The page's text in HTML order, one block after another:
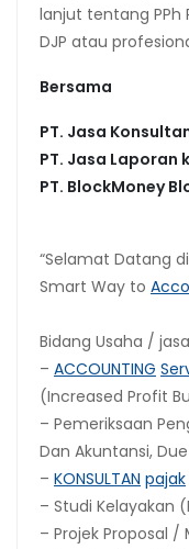
lanjut tentang PPh
DJP atau
Bersama
PT. Jasa
PT. Jasa Laporan
PT. BlockMoney
“Selamat Datang
Smart Way to
Bidang Usaha /
– ACCOUNTING
(Increased Profit
– Pemeriksaan
Dan Akuntansi,
– KONSULTAN pajak
– Studi Kelayakan
– Projek Proposal